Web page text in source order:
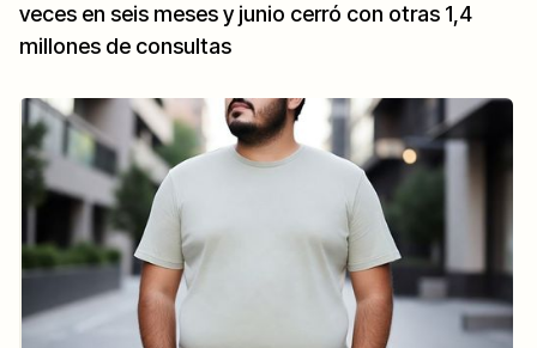
veces en seis meses y junio cerró con otras 1,4
millones de consultas